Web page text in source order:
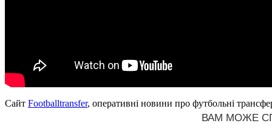
Сайт Footballtransfer, оперативні новини про футбольні